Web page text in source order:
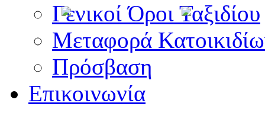
Γενικοί Όροι Ταξιδίου
Μεταφορά
Πρόσβαση
Επικοινωνία